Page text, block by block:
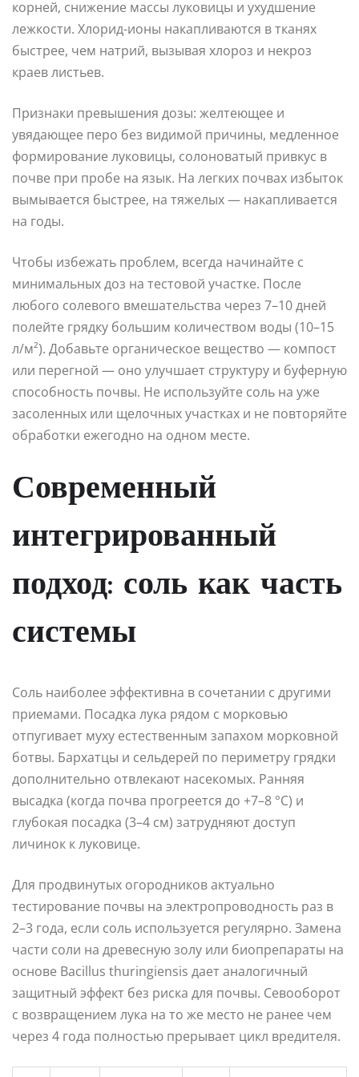
корней, снижение массы луковицы и ухудшение
лежкости. Хлорид-ионы накапливаются в тканях
быстрее, чем натрий, вызывая хлороз и некроз
краев листьев.
Признаки превышения дозы: желтеющее и
увядающее перо без видимой причины, медленное
формирование луковицы, солоноватый привкус в
почве при пробе на язык. На легких почвах избыток
вымывается быстрее, на тяжелых — накапливается
на годы.
Чтобы избежать проблем, всегда начинайте с
минимальных доз на тестовой участке. После
любого солевого вмешательства через 7–10 дней
полейте грядку большим количеством воды (10–15
л/м²). Добавьте органическое вещество — компост
или перегной — оно улучшает структуру и буферную
способность почвы. Не используйте соль на уже
засоленных или щелочных участках и не повторяйте
обработки ежегодно на одном месте.
Современный
интегрированный
подход: соль как часть
системы
Соль наиболее эффективна в сочетании с другими
приемами. Посадка лука рядом с морковью
отпугивает муху естественным запахом морковной
ботвы. Бархатцы и сельдерей по периметру грядки
дополнительно отвлекают насекомых. Ранняя
высадка (когда почва прогреется до +7–8 °C) и
глубокая посадка (3–4 см) затрудняют доступ
личинок к луковице.
Для продвинутых огородников актуально
тестирование почвы на электропроводность раз в
2–3 года, если соль используется регулярно. Замена
части соли на древесную золу или биопрепараты на
основе Bacillus thuringiensis дает аналогичный
защитный эффект без риска для почвы. Севооборот
с возвращением лука на то же место не ранее чем
через 4 года полностью прерывает цикл вредителя.